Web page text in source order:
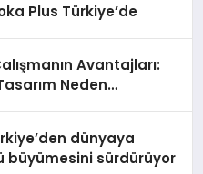
Plus Türkiye’de
Avantajları:
Neden
dünyaya
büyümesini sürdürüyor